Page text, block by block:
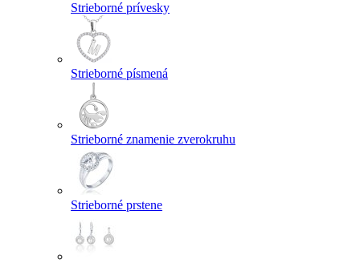
Strieborné prívesky
Strieborné písmená
Strieborné znamenie zverokruhu
Strieborné prstene